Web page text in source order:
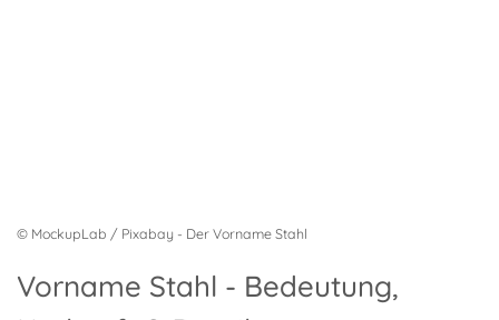
© MockupLab / Pixabay - Der Vorname Stahl
Vorname Stahl - Bedeutung,